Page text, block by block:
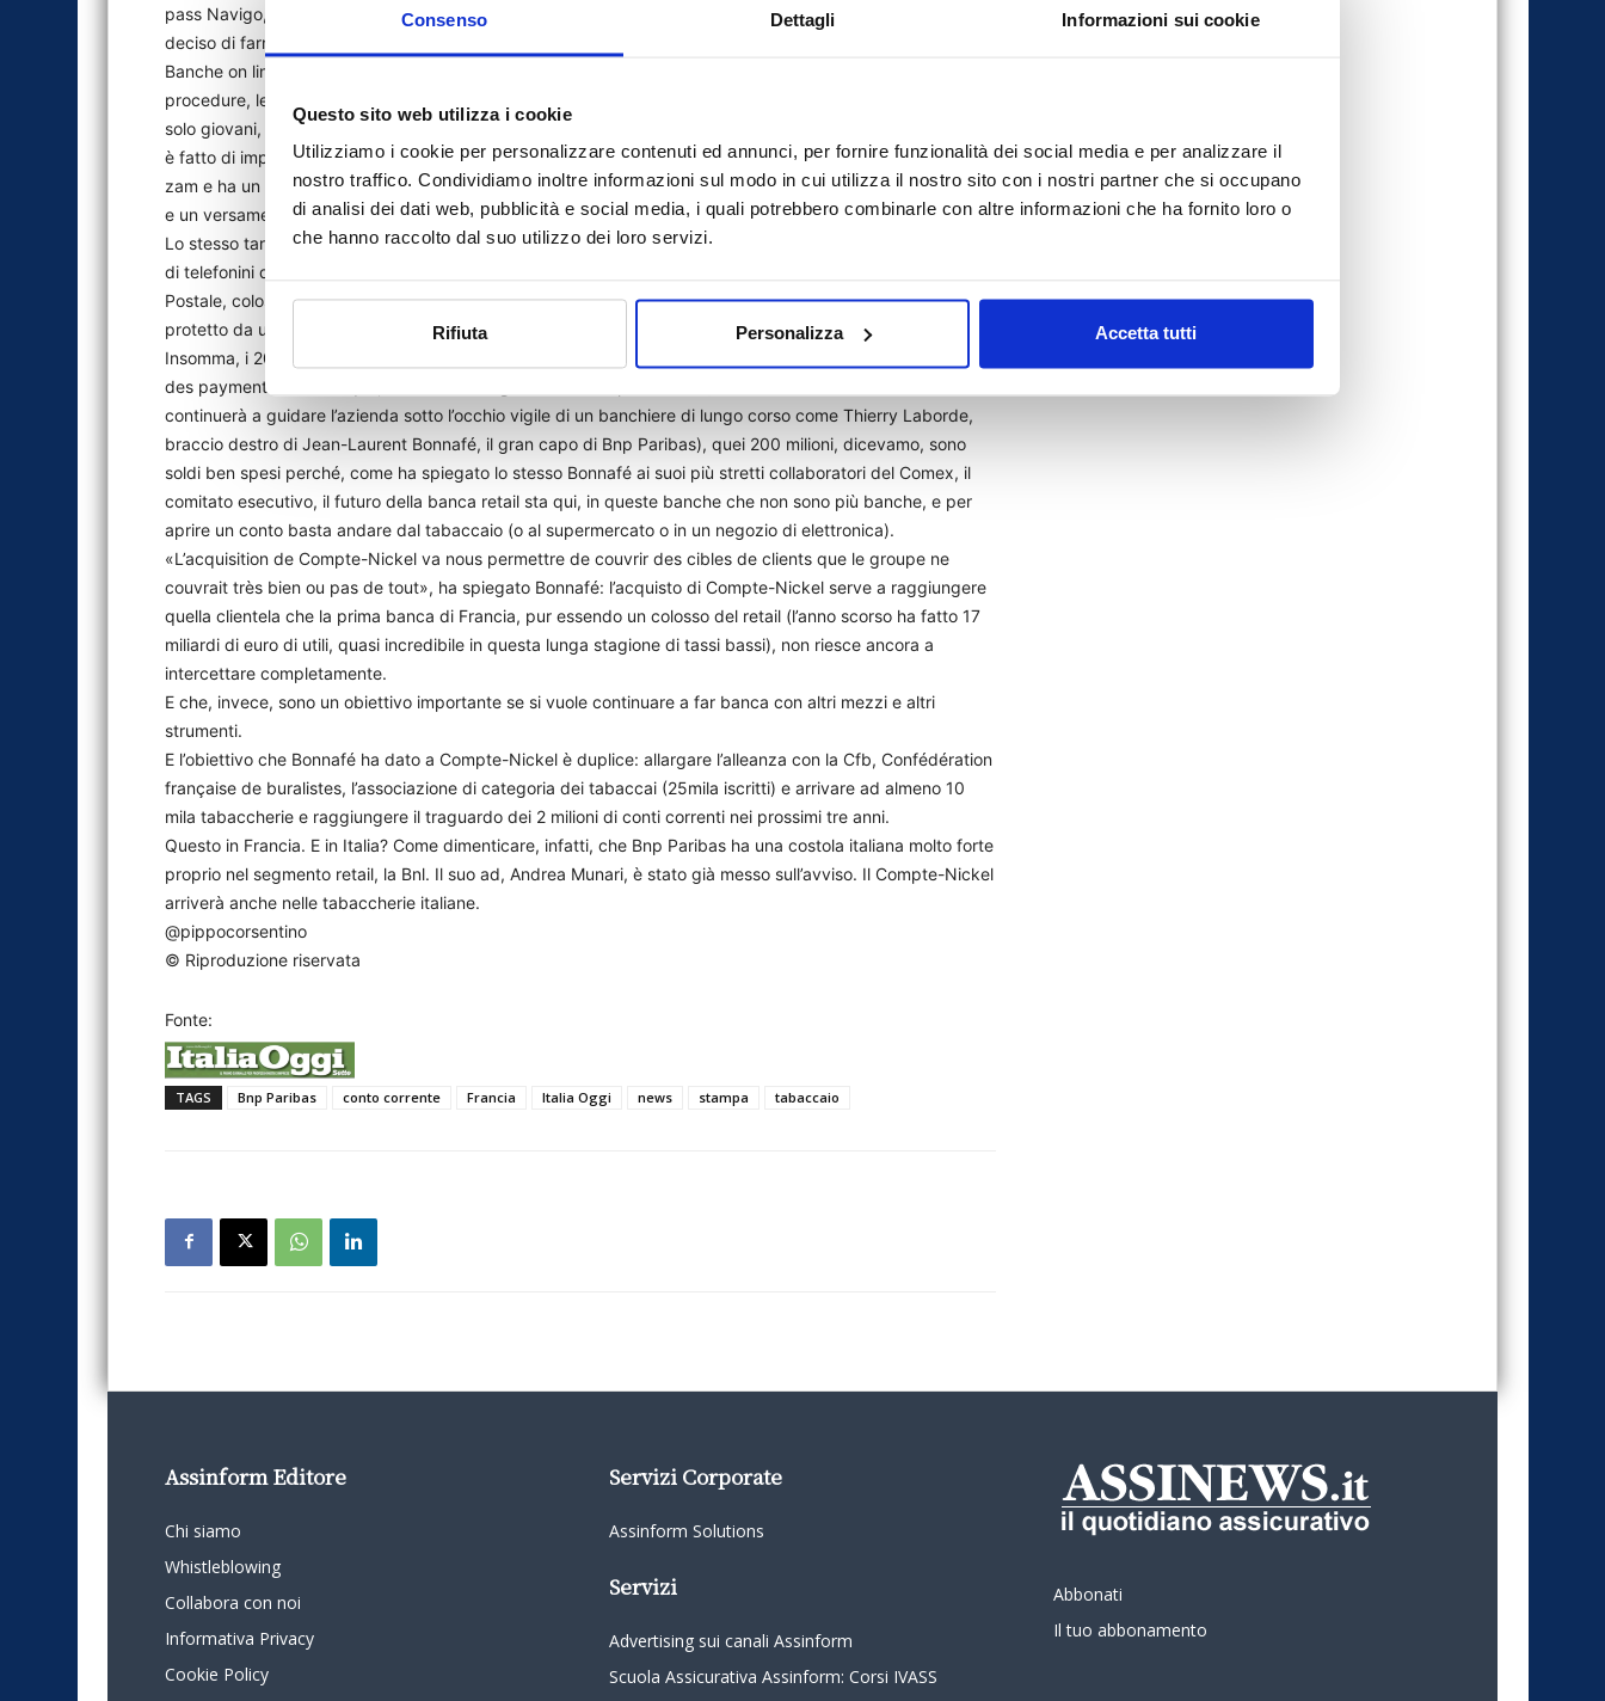
Consenso Dettagli Informazioni sui cookie
Questo sito web utilizza i cookie
Utilizziamo i cookie per personalizzare contenuti ed annunci, per fornire funzionalità dei social media e per analizzare il
nostro traffico. Condividiamo inoltre informazioni sul modo in cui utilizza il nostro sito con i nostri partner che si occupano
di analisi dei dati web, pubblicità e social media, i quali potrebbero combinarle con altre informazioni che ha fornito loro o
che hanno raccolto dal suo utilizzo dei loro servizi.
Rifiuta Personalizza Accetta tutti
pass Navigo, la tessera no touch con cui si viaggia sulla metropolitana di Parigi e sui treni della Rer) e ha
deciso di farne il cuore di quel nuovo business dell’industria creditizia che va sotto il nome di Neobanca.
Banche on line, banche telefoniche, banche che poco hanno a che fare con la vecchia banca, le sue
procedure, le sue regole, sportelli e burocrazia. Banche che attirano una clientela sempre più vasta e non
solo giovani, disoccupati, gente che vive di lavoretti. Il 40% dei 540 mila clienti di Compte-Nickel, per dire,
è fatto di impiegati, piccoli funzionari, studenti. Lo stesso target del conto corrente in scatola (si chiama C-
zam e ha un packaging accattivante) che si vende sugli scaffali di Carrefour e si attiva con una telefonata
e un versamento online.
Lo stesso target del conto corrente che a partire da maggio si potrà aprire in uno delle migliaia di negozi
di telefonini di Orange (che da operatore telefonico si fa anche banca). E ancora, lo stesso della Banque
Postale, colosso pubblico, che sta testando in questi giorni un nuovo tipo di conto corrente telefonico
protetto da una Sim venduta solo nei suoi uffici.
Insomma, i 200 milioni di euro che Bnp Paribas ha speso per rilevare il 95% del capitale della Financière
des payments électronique, la società che gestisce il Compte-Nickel (il 5% è rimasto a Le Bret che
continuerà a guidare l’azienda sotto l’occhio vigile di un banchiere di lungo corso come Thierry Laborde,
braccio destro di Jean-Laurent Bonnafé, il gran capo di Bnp Paribas), quei 200 milioni, dicevamo, sono
soldi ben spesi perché, come ha spiegato lo stesso Bonnafé ai suoi più stretti collaboratori del Comex, il
comitato esecutivo, il futuro della banca retail sta qui, in queste banche che non sono più banche, e per
aprire un conto basta andare dal tabaccaio (o al supermercato o in un negozio di elettronica).
«L’acquisition de Compte-Nickel va nous permettre de couvrir des cibles de clients que le groupe ne
couvrait très bien ou pas de tout», ha spiegato Bonnafé: l’acquisto di Compte-Nickel serve a raggiungere
quella clientela che la prima banca di Francia, pur essendo un colosso del retail (l’anno scorso ha fatto 17
miliardi di euro di utili, quasi incredibile in questa lunga stagione di tassi bassi), non riesce ancora a
intercettare completamente.
E che, invece, sono un obiettivo importante se si vuole continuare a far banca con altri mezzi e altri
strumenti.
E l’obiettivo che Bonnafé ha dato a Compte-Nickel è duplice: allargare l’alleanza con la Cfb, Confédération
française de buralistes, l’associazione di categoria dei tabaccai (25mila iscritti) e arrivare ad almeno 10
mila tabaccherie e raggiungere il traguardo dei 2 milioni di conti correnti nei prossimi tre anni.
Questo in Francia. E in Italia? Come dimenticare, infatti, che Bnp Paribas ha una costola italiana molto forte
proprio nel segmento retail, la Bnl. Il suo ad, Andrea Munari, è stato già messo sull’avviso. Il Compte-Nickel
arriverà anche nelle tabaccherie italiane.
@pippocorsentino
© Riproduzione riservata
Fonte:
TAGS Bnp Paribas conto corrente Francia Italia Oggi news stampa tabaccaio
Assinform Editore
Chi siamo
Whistleblowing
Collabora con noi
Informativa Privacy
Cookie Policy
Servizi Corporate
Assinform Solutions
Servizi
Advertising sui canali Assinform
Scuola Assicurativa Assinform: Corsi IVASS
Abbonati
Il tuo abbonamento